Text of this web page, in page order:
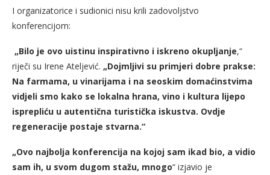
I organizatorice i sudionici nisu krili zadovoljstvo
konferencijom:
„Bilo je ovo uistinu inspirativno i iskreno okupljanje,“
riječi su Irene Ateljević. „Dojmljivi su primjeri dobre prakse:
Na farmama, u vinarijama i na seoskim domaćinstvima
vidjeli smo kako se lokalna hrana, vino i kultura lijepo
isprepliću u autentična turistička iskustva. Ovdje
regeneracije postaje stvarna.“
„Ovo najbolja konferencija na kojoj sam ikad bio, a vidio
sam ih, u svom dugom stažu, mnogo“ izjavio je